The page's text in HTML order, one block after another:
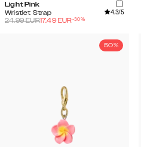
Light Pink
Wristlet Strap
4.3/5
24.99EUR17.49 EUR-30%
50%